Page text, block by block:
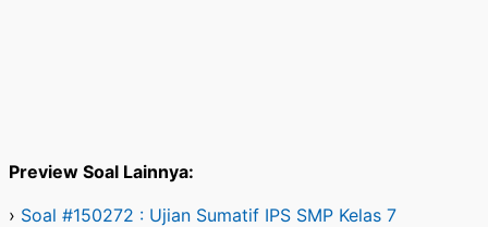
Preview Soal Lainnya:
› Soal #150272 : Ujian Sumatif IPS SMP Kelas 7